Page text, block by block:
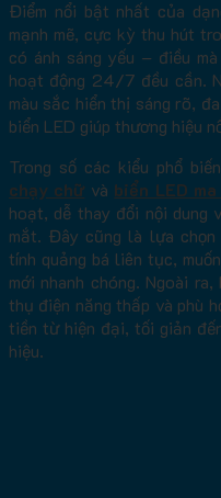
Điểm nổi bật nhất của
mạnh mẽ, cực kỳ thu hút
có ánh sáng yếu – điều
hoạt động 24/7 đều cần.
màu sắc hiển thị sáng rõ,
biển LED giúp thương hiệu
Trong số các kiểu phổ
chạy chữ và biển LED
hoạt, dễ thay đổi nội dung
mắt. Đây cũng là lựa
tính quảng bá liên tục,
mới nhanh chóng. Ngoài
thụ điện năng thấp và phù
tiền từ hiện đại, tối giản
hiệu.